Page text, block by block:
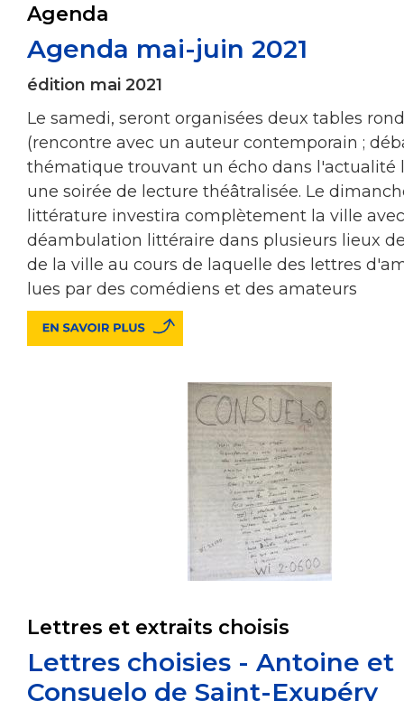
Agenda
Agenda mai-juin 2021
édition mai 2021
Le samedi, seront organisées deux tables
(rencontre avec un auteur contemporain ;
thématique trouvant un écho dans l'actualité
une soirée de lecture théâtralisée. Le
littérature investira complètement la ville
déambulation littéraire dans plusieurs lieux
de la ville au cours de laquelle des lettres
lues par des comédiens et des amateurs
Lettres et extraits choisis
Lettres choisies - Antoine et
Consuelo de Saint-Exupéry